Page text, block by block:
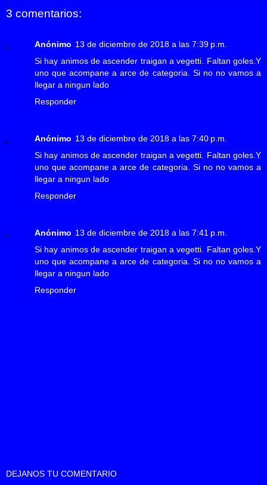
3 comentarios:
Anónimo 13 de diciembre de 2018 a las 7:39 p.m.
Si hay animos de ascender traigan a vegetti. Faltan goles.Y
uno que acompane a arce de categoria. Si no no vamos a
llegar a ningun lado
Responder
Anónimo 13 de diciembre de 2018 a las 7:40 p.m.
Si hay animos de ascender traigan a vegetti. Faltan goles.Y
uno que acompane a arce de categoria. Si no no vamos a
llegar a ningun lado
Responder
Anónimo 13 de diciembre de 2018 a las 7:41 p.m.
Si hay animos de ascender traigan a vegetti. Faltan goles.Y
uno que acompane a arce de categoria. Si no no vamos a
llegar a ningun lado
Responder
DEJANOS TU COMENTARIO